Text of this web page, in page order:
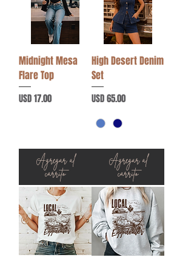
Midnight Mesa
Flare Top
Precio
USD 17.00
Agregar al
carrito
High Desert Denim
Set
Precio
USD 65.00
Agregar al
carrito